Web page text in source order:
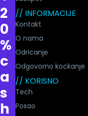
2
0
%
c
a
s
h
// INFORMACIJE
Kontakt
O nama
Odricanje
Odgovorno kockanje
// KORISNO
Tech
Posao